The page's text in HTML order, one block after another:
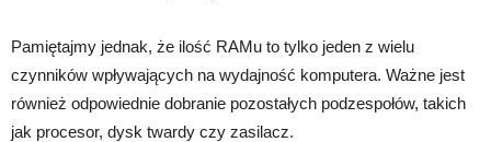
Pamiętajmy jednak, że ilość RAMu to tylko jeden z wielu
czynników wpływających na wydajność komputera. Ważne jest
również odpowiednie dobranie pozostałych podzespołów, takich
jak procesor, dysk twardy czy zasilacz.